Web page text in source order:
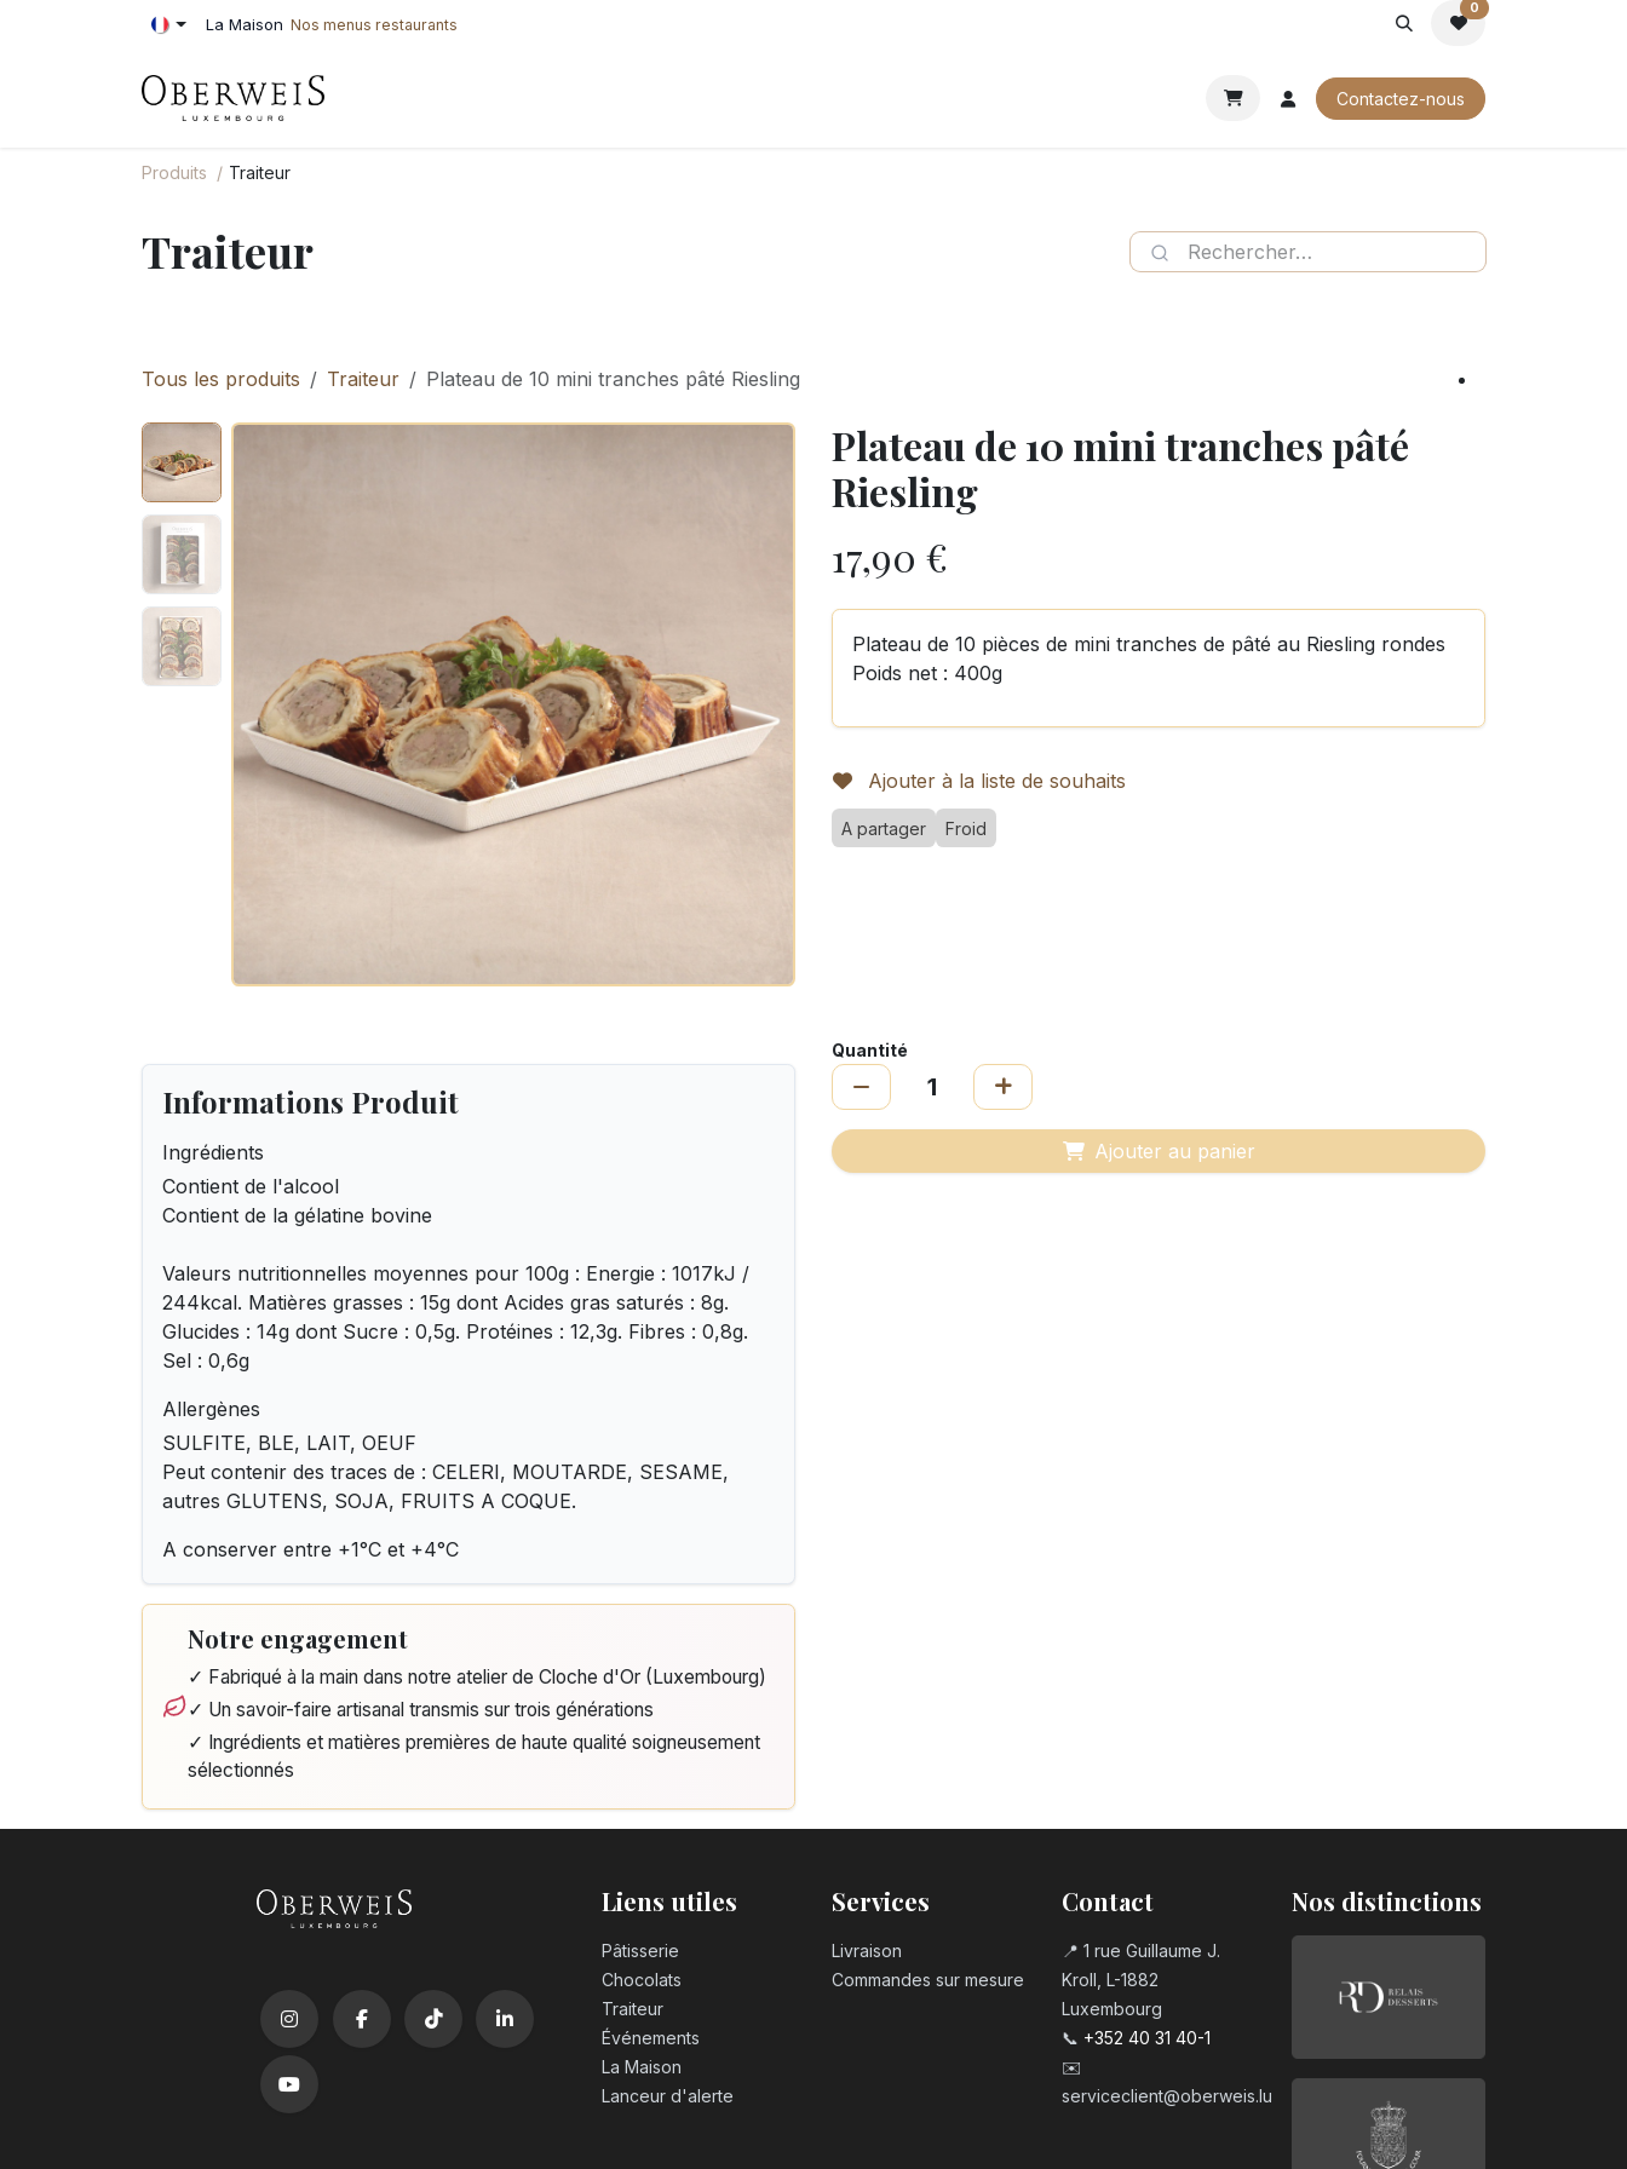
Se rendre au contenu La Maison Nos menus restaurants
0
Contactez-nous
Produits Traiteur
Traiteur
Tous les produits Traiteur Plateau de 10 mini tranches pâté Riesling
Plateau de 10 mini tranches pâté
Riesling
17,90 €
Plateau de 10 pièces de mini tranches de pâté au Riesling rondes
Poids net : 400g
Ajouter à la liste de souhaits
A partager Froid
Informations Produit
Ingrédients
Contient de l'alcool
Contient de la gélatine bovine
Valeurs nutritionnelles moyennes pour 100g : Energie : 1017kJ /
244kcal. Matières grasses : 15g dont Acides gras saturés : 8g.
Glucides : 14g dont Sucre : 0,5g. Protéines : 12,3g. Fibres : 0,8g.
Sel : 0,6g
Allergènes
SULFITE, BLE, LAIT, OEUF
Peut contenir des traces de : CELERI, MOUTARDE, SESAME,
autres GLUTENS, SOJA, FRUITS A COQUE.
A conserver entre +1°C et +4°C
Notre engagement
✓ Fabriqué à la main dans notre atelier de Cloche d'Or (Luxembourg)
✓ Un savoir-faire artisanal transmis sur trois générations
✓ Ingrédients et matières premières de haute qualité soigneusement
sélectionnés
Quantité
Ajouter au panier
Liens utiles
Pâtisserie
Chocolats
Traiteur
Événements
La Maison
Lanceur d'alerte
Services
Livraison
Commandes sur mesure
Contact
📍 1 rue Guillaume J.
Kroll, L-1882
Luxembourg
📞 +352 40 31 40-1
✉️
serviceclient@oberweis.lu
Nos distinctions